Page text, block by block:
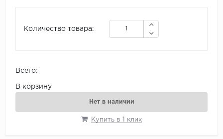
Количество товара:
Всего:
В корзину
Нет в наличии
Купить в 1 клик